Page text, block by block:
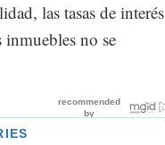
las tasas de interés
no se